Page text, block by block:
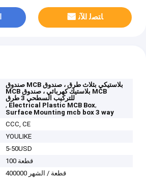
ﺎﺘﺼﻟ ﺍﻶﻧ
صندوق MCB بلاستيكي بثلاث طرق ، صندوق
MCB بلاستيك كهربائي ، صندوق MCB
للتركيب السطحي 3 طرق
, Electrical Plastic MCB Box,
Surface Mounting mcb box 3 way
CCC, CE
YOULIKE
5-50USD
100 قطعة
400000 قطعة / الشهر